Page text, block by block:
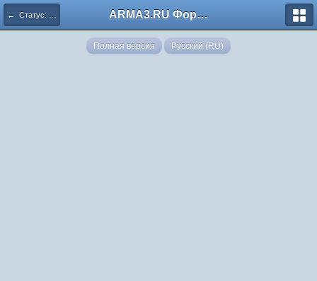
← Статус: ОТКРЫТО ARMA3.RU Форум
Полная версия Русский (RU)